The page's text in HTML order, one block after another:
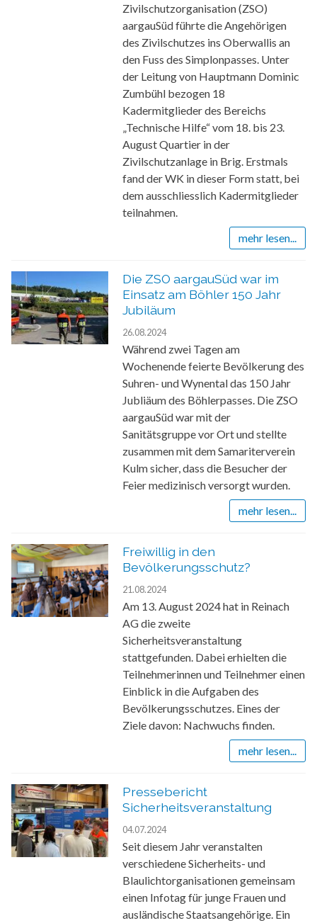
Zivilschutzorganisation (ZSO)
aargauSüd führte die Angehörigen
des Zivilschutzes ins Oberwallis an
den Fuss des Simplonpasses. Unter
der Leitung von Hauptmann Dominic
Zumbühl bezogen 18
Kadermitglieder des Bereichs
„Technische Hilfe“ vom 18. bis 23.
August Quartier in der
Zivilschutzanlage in Brig. Erstmals
fand der WK in dieser Form statt, bei
dem ausschliesslich Kadermitglieder
teilnahmen.
mehr lesen...
Die ZSO aargauSüd war im
Einsatz am Böhler 150 Jahr
Jubiläum
26.08.2024
Während zwei Tagen am
Wochenende feierte Bevölkerung des
Suhren- und Wynental das 150 Jahr
Jubliäum des Böhlerpasses. Die ZSO
aargauSüd war mit der
Sanitätsgruppe vor Ort und stellte
zusammen mit dem Samariterverein
Kulm sicher, dass die Besucher der
Feier medizinisch versorgt wurden.
mehr lesen...
Freiwillig in den
Bevölkerungsschutz?
21.08.2024
Am 13. August 2024 hat in Reinach
AG die zweite
Sicherheitsveranstaltung
stattgefunden. Dabei erhielten die
Teilnehmerinnen und Teilnehmer einen
Einblick in die Aufgaben des
Bevölkerungsschutzes. Eines der
Ziele davon: Nachwuchs finden.
mehr lesen...
Pressebericht
Sicherheitsveranstaltung
04.07.2024
Seit diesem Jahr veranstalten
verschiedene Sicherheits- und
Blaulichtorganisationen gemeinsam
einen Infotag für junge Frauen und
ausländische Staatsangehörige. Ein